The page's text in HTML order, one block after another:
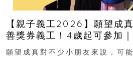
【親子義工2026】願望成
善獎券義工！4歲起可參加
新界
願望成真對不少小朋友來說，可